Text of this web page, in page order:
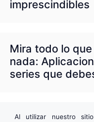
imprescindibles
Mira todo lo
nada:
series que
Al utilizar nuestro